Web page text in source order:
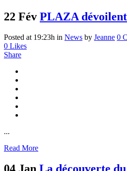
22 Fév PLAZA
Posted at 19:23h in News by Jeanne 0
0 Likes
Share
...
Read More